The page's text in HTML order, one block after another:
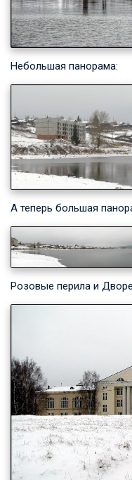
Небольшая панорама:
А теперь большая
Розовые перила и